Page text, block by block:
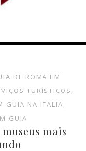
DE ROMA EM
TURÍSTICOS ,
GUIA NA ITALIA,
GUIA
mais